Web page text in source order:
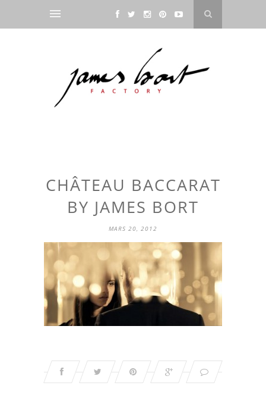
CHÂTEAU BACCARAT
BY JAMES BORT
MARS 20, 2012